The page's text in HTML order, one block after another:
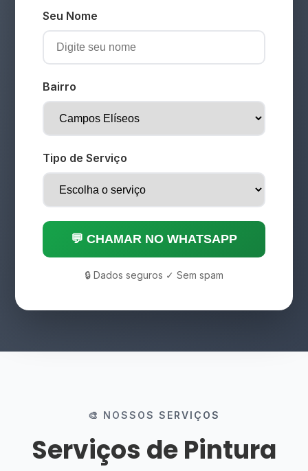
Seu Nome
Bairro
Tipo de Serviço
💬 CHAMAR NO WHATSAPP
🔒 Dados seguros ✓ Sem spam
🎨 NOSSOS SERVIÇOS
Serviços de Pintura